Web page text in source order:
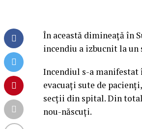
În această dimineaţă în
incendiu a izbucnit la un
Incendiul s-a manifestat
evacuaţi sute de
secţii din spital. Din
nou-născuți.